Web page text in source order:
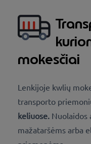
mokesčiai
Lenkijoje kwlių
transporto
keliuose. Nuolaidos
mažataršėms arba